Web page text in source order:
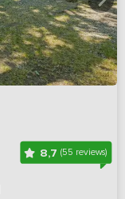
8,7 (55 reviews)